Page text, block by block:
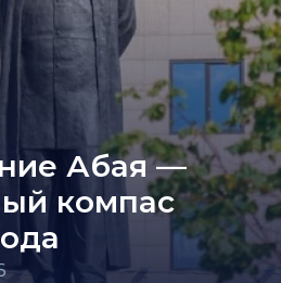
Абая —
компас